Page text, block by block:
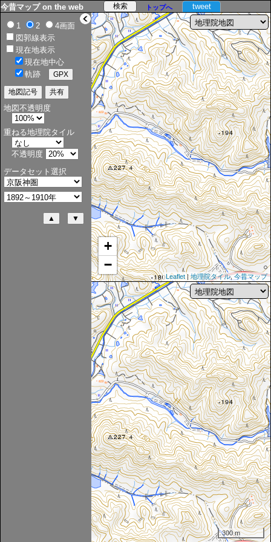
> tweet
今昔マップ on the web トップへ
+
−
Leaflet|地理院タイル,今昔マップ
300 m
1 2
4画面
図郭線表示
現在地表示
現在地中心
軌跡
地図不透明度
重ねる地理院タイル
不透明度
データセット選択